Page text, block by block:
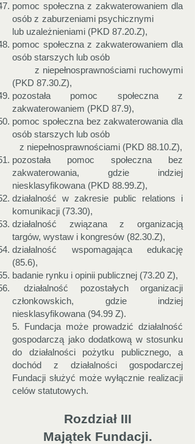
pomoc społeczna z zakwaterowaniem dla
osób z zaburzeniami psychicznymi
lub uzależnieniami (PKD 87.20.Z),
pomoc społeczna z zakwaterowaniem dla
osób starszych lub osób
z niepełnosprawnościami ruchowymi
(PKD 87.30.Z),
pozostała pomoc społeczna z
zakwaterowaniem (PKD 87.9),
pomoc społeczna bez zakwaterowania dla
osób starszych lub osób
z niepełnosprawnościami (PKD 88.10.Z),
pozostała pomoc społeczna bez
zakwaterowania, gdzie indziej
niesklasyfikowana (PKD 88.99.Z),
działalność w zakresie public relations i
komunikacji (73.30),
działalność związana z organizacją
targów, wystaw i kongresów (82.30.Z),
działalność wspomagająca edukację
(85.6),
badanie rynku i opinii publicznej (73.20 Z),
działalność pozostałych organizacji
członkowskich, gdzie indziej
niesklasyfikowana (94.99 Z).
5. Fundacja może prowadzić działalność
gospodarczą jako dodatkową w stosunku
do działalności pożytku publicznego, a
dochód z działalności gospodarczej
Fundacji służyć może wyłącznie realizacji
celów statutowych.
Rozdział III
Majątek Fundacji.